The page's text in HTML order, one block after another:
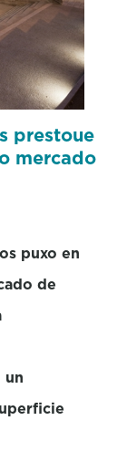
prestoue
mercado
puxo en
de
un